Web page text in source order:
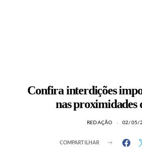
Confira interdições
nas proximidades
REDAÇÃO 02/05/
COMPARTILHAR